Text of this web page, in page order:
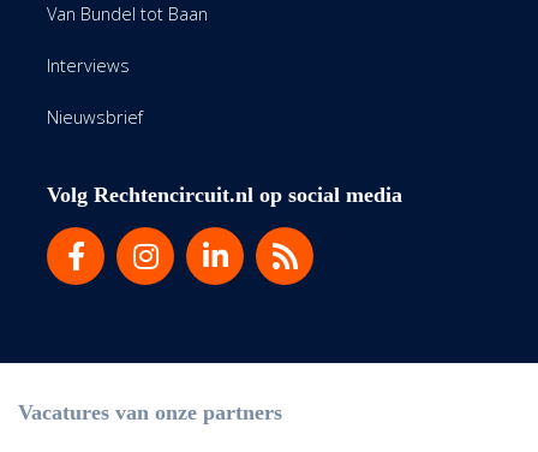
Van Bundel tot Baan
Interviews
Nieuwsbrief
Volg Rechtencircuit.nl op social media
Vacatures van onze partners